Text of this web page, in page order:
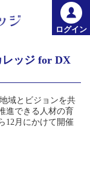
ログイン
レッジ for DX
域とビジョンを共
進できる人材の育
12月にかけて開催